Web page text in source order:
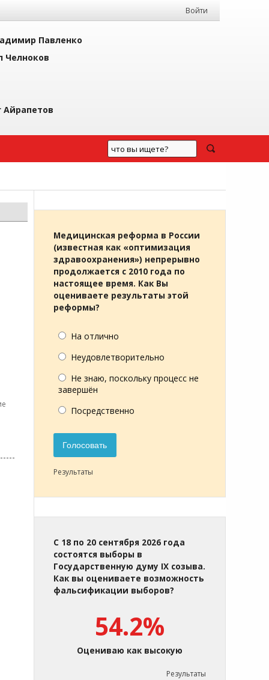
Войти
Павленко
Челноков
Айрапетов
Медицинская реформа в России
(известная как «оптимизация
здравоохранения») непрерывно
продолжается с 2010 года по
настоящее время. Как Вы
оцениваете результаты этой
реформы?
На отлично
Неудовлетворительно
Не знаю, поскольку процесс не
завершён
Посредственно
Голосовать
Результаты
С 18 по 20 сентября 2026 года
состоятся выборы в
Государственную думу IX созыва.
Как вы оцениваете возможность
фальсификации выборов?
54.2%
Оцениваю как высокую
Результаты